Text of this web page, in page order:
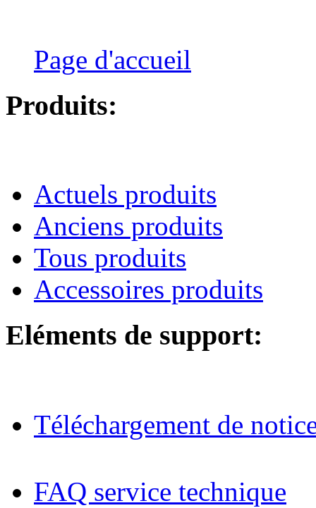
Page d'accueil
Produits:
Actuels produits
Anciens produits
Tous produits
Accessoires produits
Eléments de support:
Téléchargement de
FAQ service technique